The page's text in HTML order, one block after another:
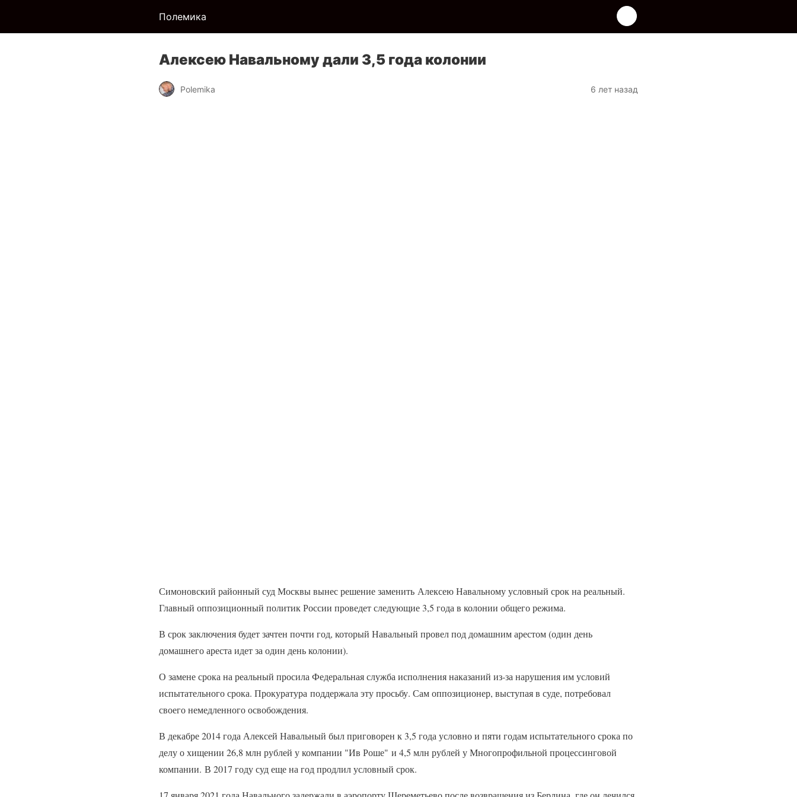
Полемика
Алексею Навальному дали 3,5 года колонии
Polemika 6 лет назад
Симоновский районный суд Москвы вынес решение заменить Алексею Навальному условный срок на реальный.
Главный оппозиционный политик России проведет следующие 3,5 года в колонии общего режима.
В срок заключения будет зачтен почти год, который Навальный провел под домашним арестом (один день
домашнего ареста идет за один день колонии).
О замене срока на реальный просила Федеральная служба исполнения наказаний из-за нарушения им условий
испытательного срока. Прокуратура поддержала эту просьбу. Сам оппозиционер, выступая в суде, потребовал
своего немедленного освобождения.
В декабре 2014 года Алексей Навальный был приговорен к 3,5 года условно и пяти годам испытательного срока по
делу о хищении 26,8 млн рублей у компании "Ив Роше" и 4,5 млн рублей у Многопрофильной процессинговой
компании. В 2017 году суд еще на год продлил условный срок.